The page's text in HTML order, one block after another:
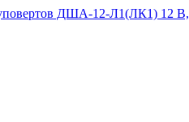
ДША-12-Л1(ЛК1) 12